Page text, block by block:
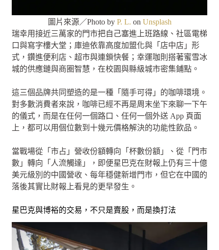
圖片來源／Photo by P. L. on Unsplash
瑞幸用接近三萬家的門市把自己塞進上班路線、社區電梯
口與寫字樓大堂；庫迪依靠高度加盟化與「店中店」形
式，鑽進便利店、超市與連鎖快餐；幸運咖則搭著蜜雪冰
城的供應鏈與商圈智慧，在校園與縣級城市密集鋪點。
這三個品牌共同塑造的是一種「隨手可得」的咖啡環境。
對多數消費者來說，咖啡已經不再是周末坐下來聊一下午
的儀式，而是在任何一個路口、任何一個外送 App 頁面
上，都可以用個位數到十幾元價格解決的功能性飲品。
當戰場從「市占」營收份額轉向「杯數份額」、從「門市
數」轉向「人流觸達」，即便星巴克在財報上仍有三十億
美元級別的中國營收、每年穩健新增門市，但它在中國的
落後其實比財報上看見的更早發生。
星巴克與博裕的交易，不只是賣股，而是換打法